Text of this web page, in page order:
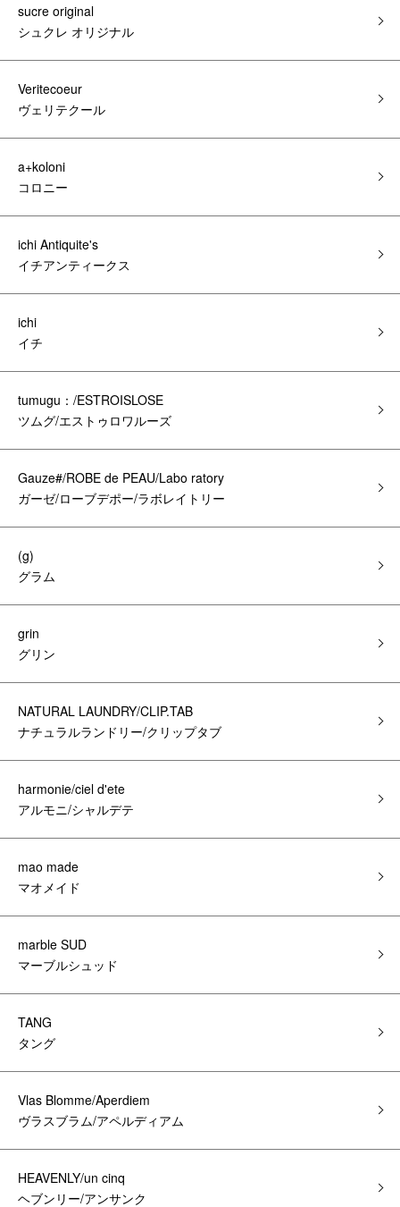
sucre original
シュクレ オリジナル
Veritecoeur
ヴェリテクール
a+koloni
コロニー
ichi Antiquite's
イチアンティークス
ichi
イチ
tumugu：/ESTROISLOSE
ツムグ/エストゥロワルーズ
Gauze#/ROBE de PEAU/Labo ratory
ガーゼ/ローブデポー/ラボレイトリー
(g)
グラム
grin
グリン
NATURAL LAUNDRY/CLIP.TAB
ナチュラルランドリー/クリップタブ
harmonie/ciel d'ete
アルモニ/シャルデテ
mao made
マオメイド
marble SUD
マーブルシュッド
TANG
タング
Vlas Blomme/Aperdiem
ヴラスブラム/アペルディアム
HEAVENLY/un cinq
ヘブンリー/アンサンク